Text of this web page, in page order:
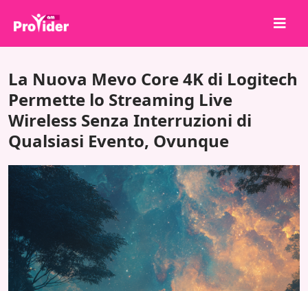
Chi siamo
Accedi
Iscriviti
Servizi
API
Blog
La Nuova Mevo Core 4K di Logitech
Permette lo Streaming Live
Wireless Senza Interruzioni di
Qualsiasi Evento, Ovunque